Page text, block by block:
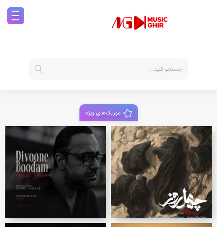
موزیک‌های ویژه